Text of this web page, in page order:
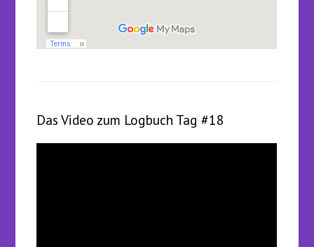
Das Video zum Logbuch Tag #18